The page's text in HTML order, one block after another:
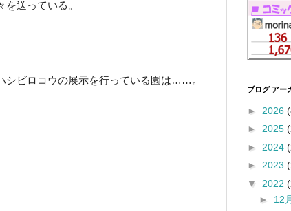
送っている。
シビロコウの展示を行っている園は……。
ブログ アー
► 2026
► 2025
► 2024
► 2023
▼ 2022
► 12